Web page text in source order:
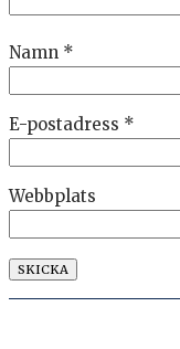
Namn *
E-postadress *
Webbplats